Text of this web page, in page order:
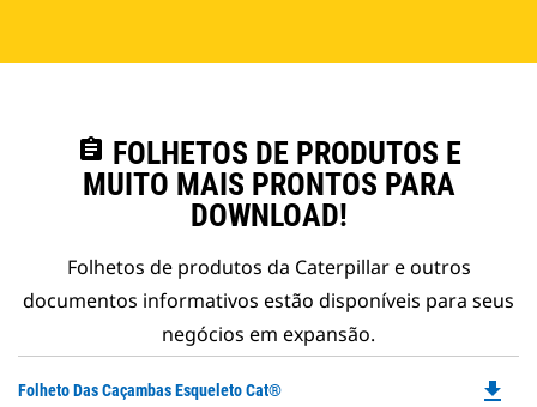
assignment FOLHETOS DE PRODUTOS E
MUITO MAIS PRONTOS PARA
DOWNLOAD!
Folhetos de produtos da Caterpillar e outros
documentos informativos estão disponíveis para seus
negócios em expansão.
Folheto Das Caçambas Esqueleto Cat® file_download